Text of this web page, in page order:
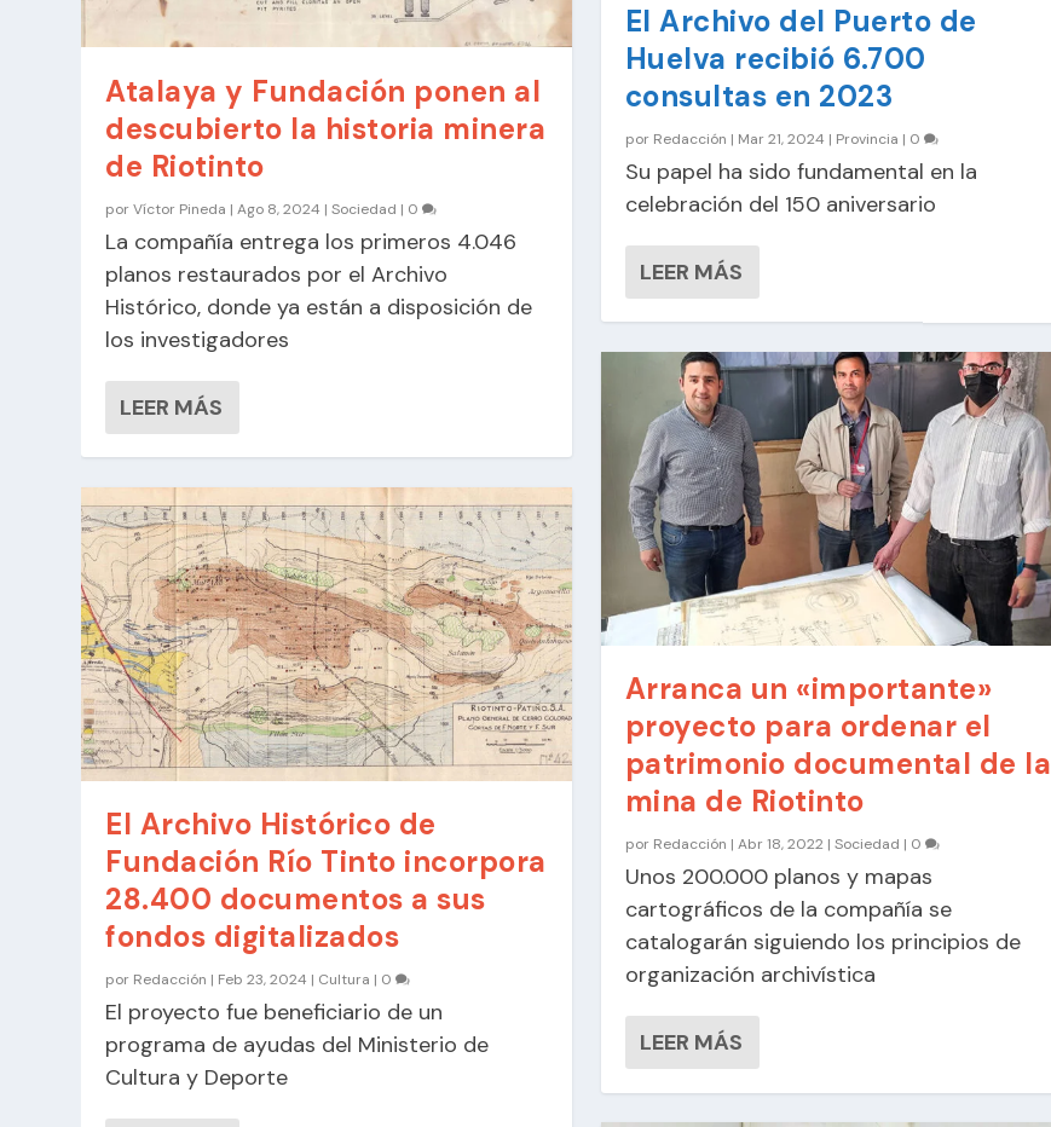
Atalaya y Fundación ponen al
descubierto la historia minera
de Riotinto
porVíctor Pineda |Ago 8, 2024 |Sociedad | 0
La compañía entrega los primeros 4.046
planos restaurados por el Archivo
Histórico, donde ya están a disposición de
los investigadores
LEER MÁS
El Archivo Histórico de
Fundación Río Tinto incorpora
28.400 documentos a sus
fondos digitalizados
por Redacción | Feb 23, 2024 | Cultura | 0
El proyecto fue beneficiario de un
programa de ayudas del Ministerio de
Cultura y Deporte
El Archivo del Puerto de
Huelva recibió 6.700
consultas en 2023
por Redacción | Mar 21, 2024 | Provincia | 0
Su papel ha sido fundamental en la
celebración del 150 aniversario
LEER MÁS
Arranca un «importante»
proyecto para ordenar el
patrimonio documental de la
mina de Riotinto
por Redacción | Abr 18, 2022 | Sociedad | 0
Unos 200.000 planos y mapas
cartográficos de la compañía se
catalogarán siguiendo los principios de
organización archivística
LEER MÁS